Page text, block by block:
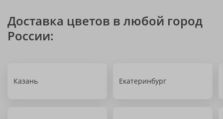
Доставка цветов в любой город
России:
Казань Екатеринбург